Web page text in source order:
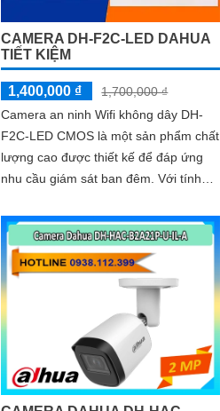
CAMERA DH-F2C-LED DAHUA
TIẾT KIỆM
1,400,000 ₫
1,700,000 ₫
Camera an ninh Wifi không dây DH-
F2C-LED CMOS là một sản phẩm chất
lượng cao được thiết kế để đáp ứng
nhu cầu giám sát ban đêm. Với tính
năng giám sát và ghi lại hình ảnh chất
lượng, rõ nét cả ngày và đêm